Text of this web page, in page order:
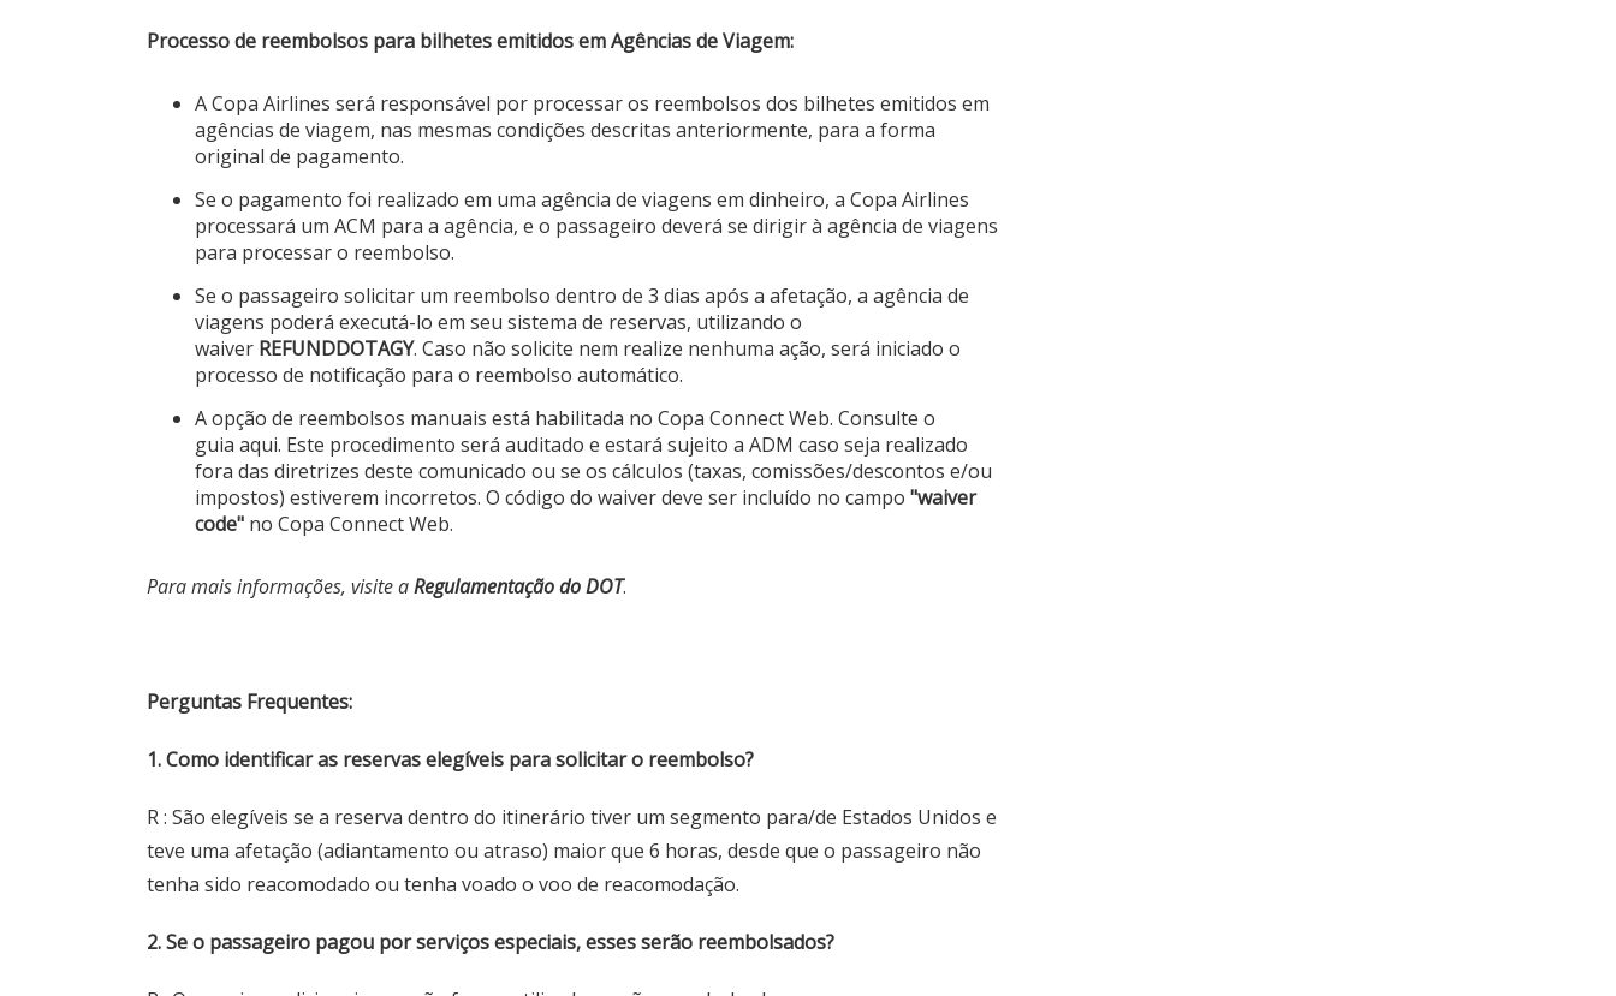
Processo de reembolsos para bilhetes emitidos em Agências de Viagem:
A Copa Airlines será responsável por processar os reembolsos dos bilhetes emitidos em
agências de viagem, nas mesmas condições descritas anteriormente, para a forma
original de pagamento.
Se o pagamento foi realizado em uma agência de viagens em dinheiro, a Copa Airlines
processará um ACM para a agência, e o passageiro deverá se dirigir à agência de viagens
para processar o reembolso.
Se o passageiro solicitar um reembolso dentro de 3 dias após a afetação, a agência de
viagens poderá executá-lo em seu sistema de reservas, utilizando o
waiver REFUNDDOTAGY. Caso não solicite nem realize nenhuma ação, será iniciado o
processo de notificação para o reembolso automático.
A opção de reembolsos manuais está habilitada no Copa Connect Web. Consulte o
guia aqui. Este procedimento será auditado e estará sujeito a ADM caso seja realizado
fora das diretrizes deste comunicado ou se os cálculos (taxas, comissões/descontos e/ou
impostos) estiverem incorretos. O código do waiver deve ser incluído no campo "waiver
code" no Copa Connect Web.
Para mais informações, visite aRegulamentação do DOT.
Perguntas Frequentes:
1. Como identificar as reservas elegíveis para solicitar o reembolso?
R : São elegíveis se a reserva dentro do itinerário tiver um segmento para/de Estados Unidos e
teve uma afetação (adiantamento ou atraso) maior que 6 horas, desde que o passageiro não
tenha sido reacomodado ou tenha voado o voo de reacomodação.
2. Se o passageiro pagou por serviços especiais, esses serão reembolsados?